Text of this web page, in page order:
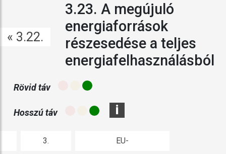
« 3.22.
3.23. A megújuló
energiaforrások
részesedése a teljes
energiafelhasználásból
Rövid táv
Hosszú táv i
3. EU-